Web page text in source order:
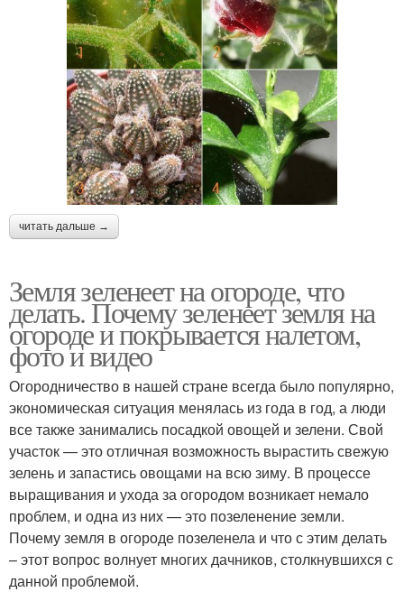
читать дальше →
Земля зеленеет на огороде, что
делать. Почему зеленеет земля на
огороде и покрывается налетом,
фото и видео
Огородничество в нашей стране всегда было популярно,
экономическая ситуация менялась из года в год, а люди
все также занимались посадкой овощей и зелени. Свой
участок — это отличная возможность вырастить свежую
зелень и запастись овощами на всю зиму. В процессе
выращивания и ухода за огородом возникает немало
проблем, и одна из них — это позеленение земли.
Почему земля в огороде позеленела и что с этим делать
– этот вопрос волнует многих дачников, столкнувшихся с
данной проблемой.